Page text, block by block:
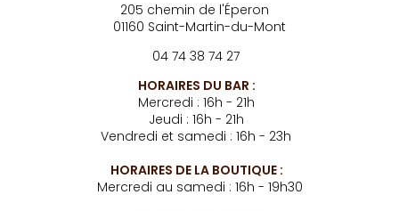
205 chemin de l'Éperon
01160 Saint-Martin-du-Mont
04 74 38 74 27
HORAIRES DU BAR :
Mercredi : 16h - 21h
Jeudi : 16h - 21h
Vendredi et samedi : 16h - 23h
HORAIRES DE LA BOUTIQUE :
Mercredi au samedi : 16h - 19h30